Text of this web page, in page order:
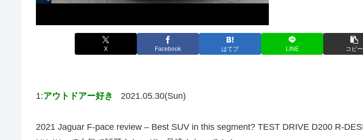
X Facebook はてブ LINE コピー
1:アウトドアー好き 2021.05.30(Sun)
2021 Jaguar F-pace review – Best SUV in this segment? TEST DRIVE D200 R-